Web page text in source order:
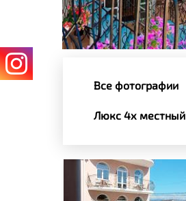
Все фотографии
Люкс 4х местный